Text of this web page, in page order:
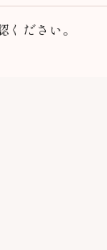
ださい。